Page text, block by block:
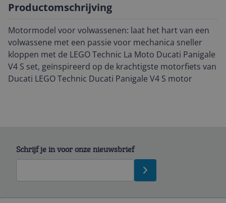
Productomschrijving
Motormodel voor volwassenen: laat het hart van een
volwassene met een passie voor mechanica sneller
kloppen met de LEGO Technic La Moto Ducati Panigale
V4 S set, geïnspireerd op de krachtigste motorfiets van
Ducati LEGO Technic Ducati Panigale V4 S motor
Schrijf je in voor onze nieuwsbrief